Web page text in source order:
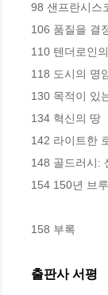
98 샌프란시스
106 품질을 결
110 텐더로인
118 도시의 명
130 목적이 있
134 혁신의 땅
142 라이트한
148 골드러시:
154 150년 브
158 부록
출판사 서평